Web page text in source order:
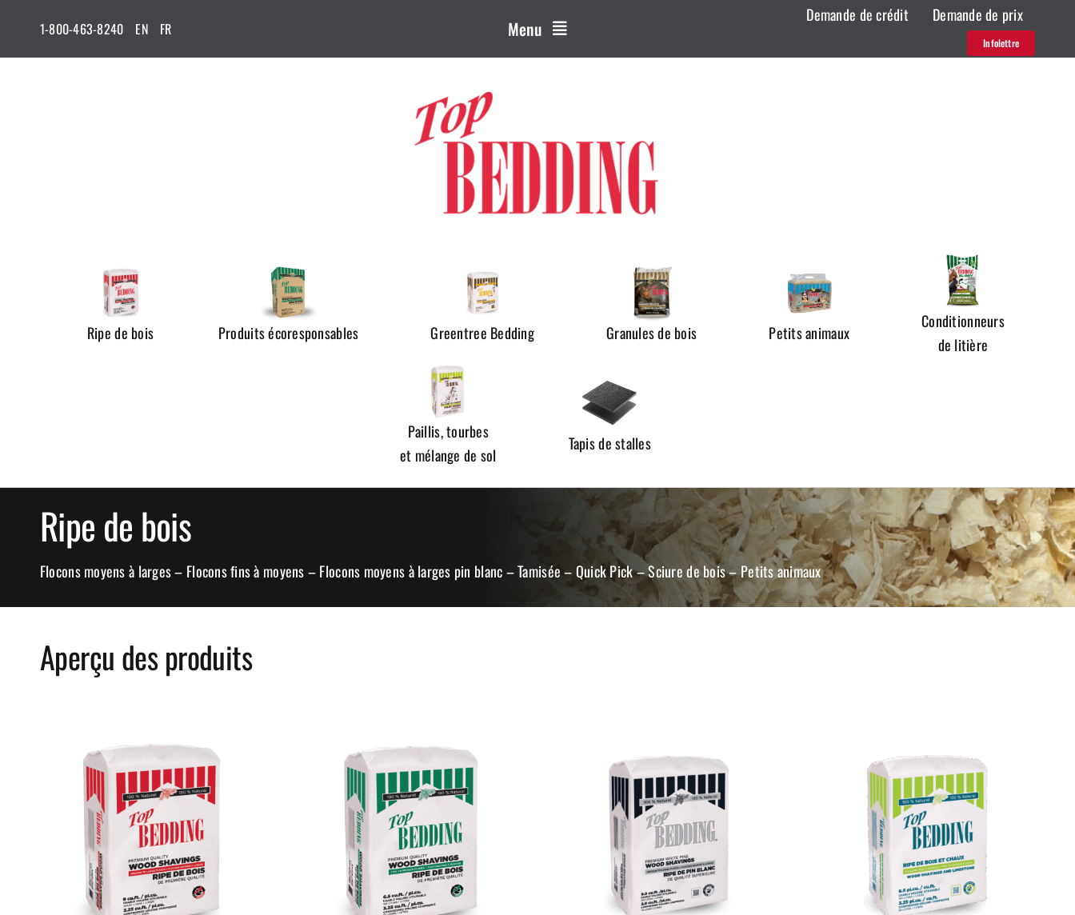
contenu
1-800-463-8240 EN FR Menu
Demande de crédit Demande de prix
Infolettre
Ripe de bois Produits écoresponsables Greentree Bedding Granules de bois Petits animaux
Conditionneurs
de litière
Paillis, tourbes
et mélange de sol
Tapis de stalles
Ripe de bois
Flocons moyens à larges – Flocons fins à moyens – Flocons moyens à larges pin blanc – Tamisée – Quick Pick – Sciure de bois – Petits animaux
Aperçu des produits